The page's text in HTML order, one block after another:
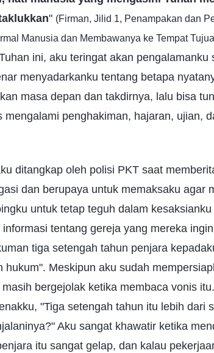
" (Firman, Jilid 1, Penampakan dan
Manusia dan Membawanya ke Tempat
ini, aku teringat akan pengalamanku
menyadarkanku tentang betapa
masa depan dan takdirnya, lalu bisa
mengalami penghakiman, hajaran, ujian,
ditangkap oleh polisi PKT saat
dan berupaya untuk memaksaku agar
untuk tetap teguh dalam
tentang gereja yang mereka
tiga setengah tahun penjara
hukum". Meskipun aku sudah
bergejolak ketika membaca vonis
"Tiga setengah tahun itu lebih dari
Aku sangat khawatir ketika
itu sangat gelap, dan kalau